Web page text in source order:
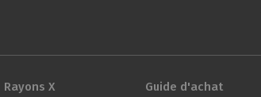
Rayons X Guide d'achat